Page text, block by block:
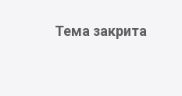
Тема закрита